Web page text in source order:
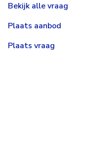
Bekijk alle vraag
Plaats aanbod
Plaats vraag